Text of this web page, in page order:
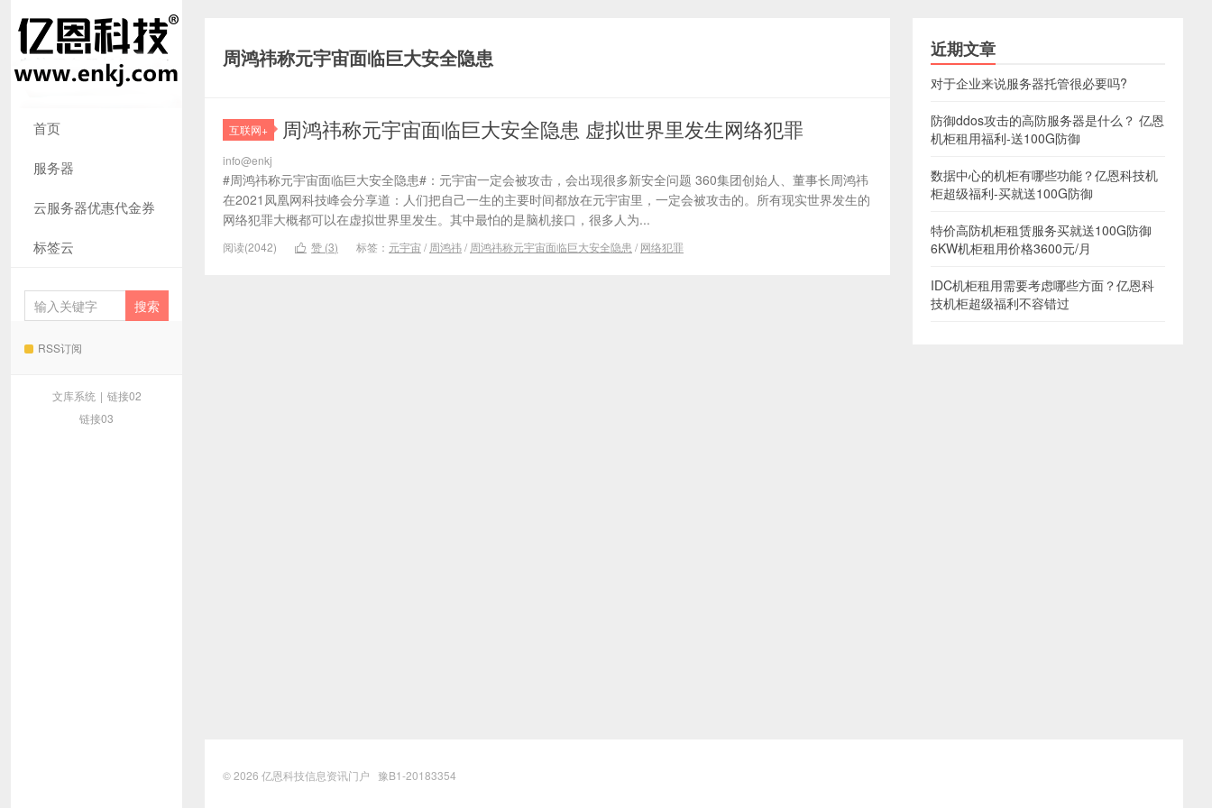
首页
服务器
云服务器优惠代金券
标签云
RSS订阅
文库系统 | 链接02
链接03
周鸿祎称元宇宙面临巨大安全隐患
互联网+ 周鸿祎称元宇宙面临巨大安全隐患 虚拟世界里发生网络犯罪
info@enkj
#周鸿祎称元宇宙面临巨大安全隐患#：元宇宙一定会被攻击，会出现很多新安全问题 360集团创始人、董事长周鸿祎
在2021凤凰网科技峰会分享道：人们把自己一生的主要时间都放在元宇宙里，一定会被攻击的。所有现实世界发生的
网络犯罪大概都可以在虚拟世界里发生。其中最怕的是脑机接口，很多人为...
阅读(2042)  赞 (3) 标签： 元宇宙/ 周鸿祎/ 周鸿祎称元宇宙面临巨大安全隐患 / 网络犯罪
近期文章
对于企业来说服务器托管很必要吗?
防御ddos攻击的高防服务器是什么？ 亿恩
机柜租用福利-送100G防御
数据中心的机柜有哪些功能？亿恩科技机
柜超级福利-买就送100G防御
特价高防机柜租赁服务买就送100G防御
6KW机柜租用价格3600元/月
IDC机柜租用需要考虑哪些方面？亿恩科
技机柜超级福利不容错过
© 2026 亿恩科技信息资讯门户 豫B1-20183354